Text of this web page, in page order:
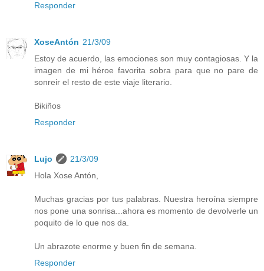
Responder
XoseAntón 21/3/09
Estoy de acuerdo, las emociones son muy contagiosas. Y la
imagen de mi héroe favorita sobra para que no pare de
sonreir el resto de este viaje literario.
Bikiños
Responder
Lujo
21/3/09
Hola Xose Antón,
Muchas gracias por tus palabras. Nuestra heroína siempre
nos pone una sonrisa...ahora es momento de devolverle un
poquito de lo que nos da.
Un abrazote enorme y buen fin de semana.
Responder